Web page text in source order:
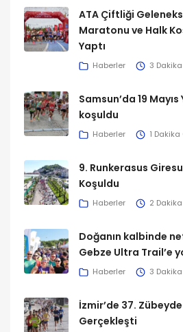
ATA Çiftliği
Maratonu ve Halk
Yaptı
Haberler 3
Samsun’da 19
koşuldu
Haberler 1
9. Runkerasus
Koşuldu
Haberler 2
Doğanın kalbinde
Gebze Ultra Trail’e
Haberler 3
İzmir’de 37.
Gerçekleşti